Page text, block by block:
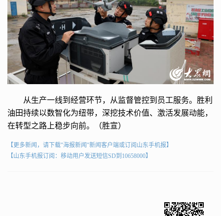
从生产一线到经营环节，从监督管控到员工服务。胜利
油田持续以数智化为纽带，深挖技术价值、激活发展动能，
在转型之路上稳步向前。（胜宣）
【更多新闻，请下载"海报新闻"新闻客户端或订阅山东手机报】
【山东手机报订阅：移动用户发送短信SD到10658000】